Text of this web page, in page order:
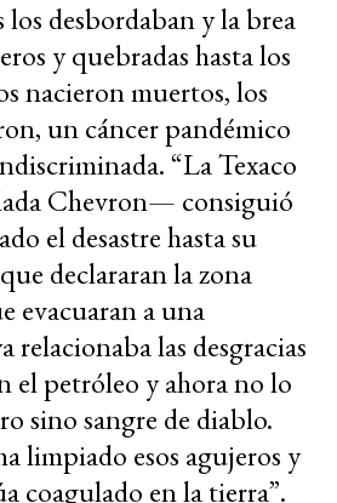
desbordaban y la brea
y quebradas hasta los
nacieron muertos, los
un cáncer pandémico
“La Texaco
Chevron— consiguió
el desastre hasta su
declararan la zona
evacuaran a una
relacionaba las desgracias
el petróleo y ahora no lo
sino sangre de diablo.
limpiado esos agujeros y
coagulado en la tierra”.